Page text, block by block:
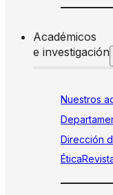
Académicos
e investigación
Nuestros
Dirección
Ética